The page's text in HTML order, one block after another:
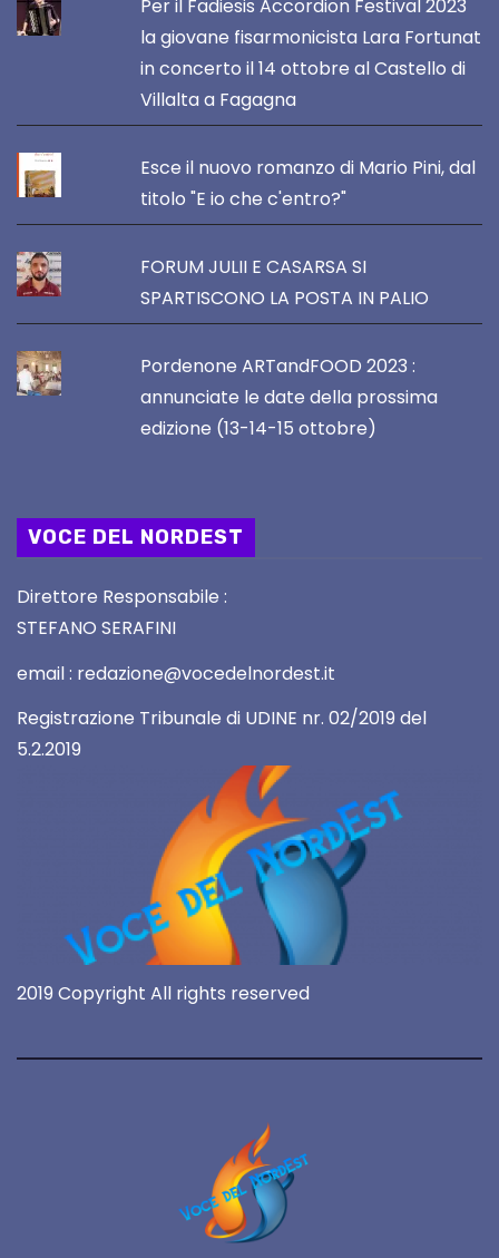
Per il Fadiesis Accordion Festival 2023
la giovane fisarmonicista Lara Fortunat
in concerto il 14 ottobre al Castello di
Villalta a Fagagna
Esce il nuovo romanzo di Mario Pini, dal
titolo "E io che c'entro?"
FORUM JULII E CASARSA SI
SPARTISCONO LA POSTA IN PALIO
Pordenone ARTandFOOD 2023 :
annunciate le date della prossima
edizione (13-14-15 ottobre)
VOCE DEL NORDEST
Direttore Responsabile :
STEFANO SERAFINI
email : redazione@vocedelnordest.it
Registrazione Tribunale di UDINE nr. 02/2019 del
5.2.2019
2019 Copyright All rights reserved